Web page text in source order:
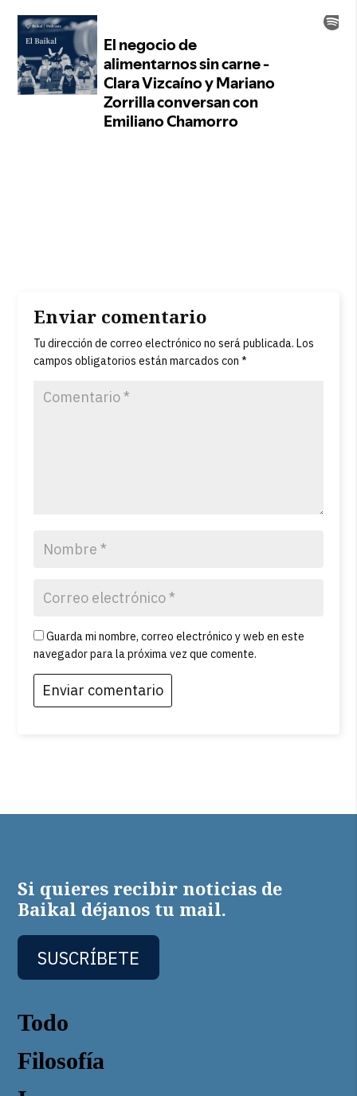
Enviar comentario
Tu dirección de correo electrónico no será publicada. Los
campos obligatorios están marcados con*
Guarda mi nombre, correo electrónico y web en este
navegador para la próxima vez que comente.
Todo
Filosofía
Si quieres recibir noticias de
Baikal déjanos tu mail.
SUSCRÍBETE